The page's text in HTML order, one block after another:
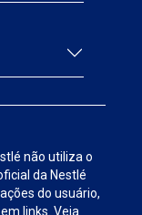
não utiliza o
da Nestlé
do usuário,
links. Veja